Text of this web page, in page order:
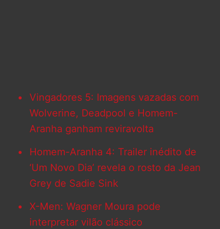
Vingadores 5: Imagens vazadas com
Wolverine, Deadpool e Homem-
Aranha ganham reviravolta
Homem-Aranha 4: Trailer inédito de
‘Um Novo Dia’ revela o rosto da Jean
Grey de Sadie Sink
X-Men: Wagner Moura pode
interpretar vilão clássico